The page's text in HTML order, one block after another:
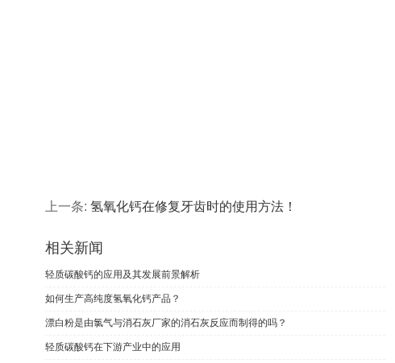
上一条: 氢氧化钙在修复牙齿时的使用方法！
相关新闻
轻质碳酸钙的应用及其发展前景解析
如何生产高纯度氢氧化钙产品？
漂白粉是由氯气与消石灰厂家的消石灰反应而制得的吗？
轻质碳酸钙在下游产业中的应用